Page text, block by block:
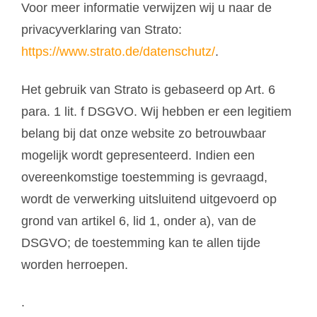
Voor meer informatie verwijzen wij u naar de
privacyverklaring van Strato:
https://www.strato.de/datenschutz/.
Het gebruik van Strato is gebaseerd op Art. 6
para. 1 lit. f DSGVO. Wij hebben er een legitiem
belang bij dat onze website zo betrouwbaar
mogelijk wordt gepresenteerd. Indien een
overeenkomstige toestemming is gevraagd,
wordt de verwerking uitsluitend uitgevoerd op
grond van artikel 6, lid 1, onder a), van de
DSGVO; de toestemming kan te allen tijde
worden herroepen.
.